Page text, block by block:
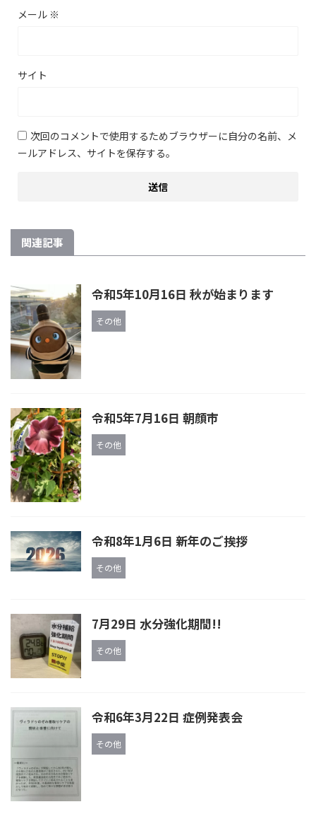
メール ※
サイト
次回のコメントで使用するためブラウザーに自分の名前、メ
ールアドレス、サイトを保存する。
関連記事
令和5年10月16日 秋が始まります
その他
令和5年7月16日 朝顔市
その他
令和8年1月6日 新年のご挨拶
その他
7月29日 水分強化期間!!
その他
令和6年3月22日 症例発表会
その他